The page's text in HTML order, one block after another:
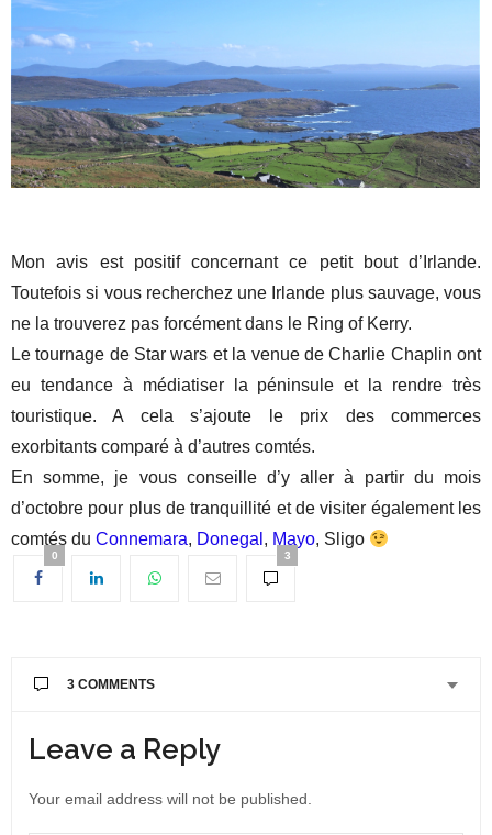
Mon avis est positif concernant ce petit bout d’Irlande.
Toutefois si vous recherchez une Irlande plus sauvage, vous
ne la trouverez pas forcément dans le Ring of Kerry.
Le tournage de Star wars et la venue de Charlie Chaplin ont
eu tendance à médiatiser la péninsule et la rendre très
touristique. A cela s’ajoute le prix des commerces
exorbitants comparé à d’autres comtés.
En somme, je vous conseille d’y aller à partir du mois
d’octobre pour plus de tranquillité et de visiter également les
comtés du Connemara, Donegal , Mayo, Sligo
0 3
3 COMMENTS
CLIO & CO DIT :
L’Irlande est aussi une magnifique île
J’espère aussi que vous pourrez y aller vite bientôt !
Leave a Reply
Your email address will not be published.